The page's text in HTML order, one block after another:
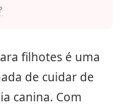
filhotes é uma
de cuidar de
canina. Com